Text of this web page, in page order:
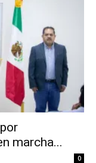
marcha...
0